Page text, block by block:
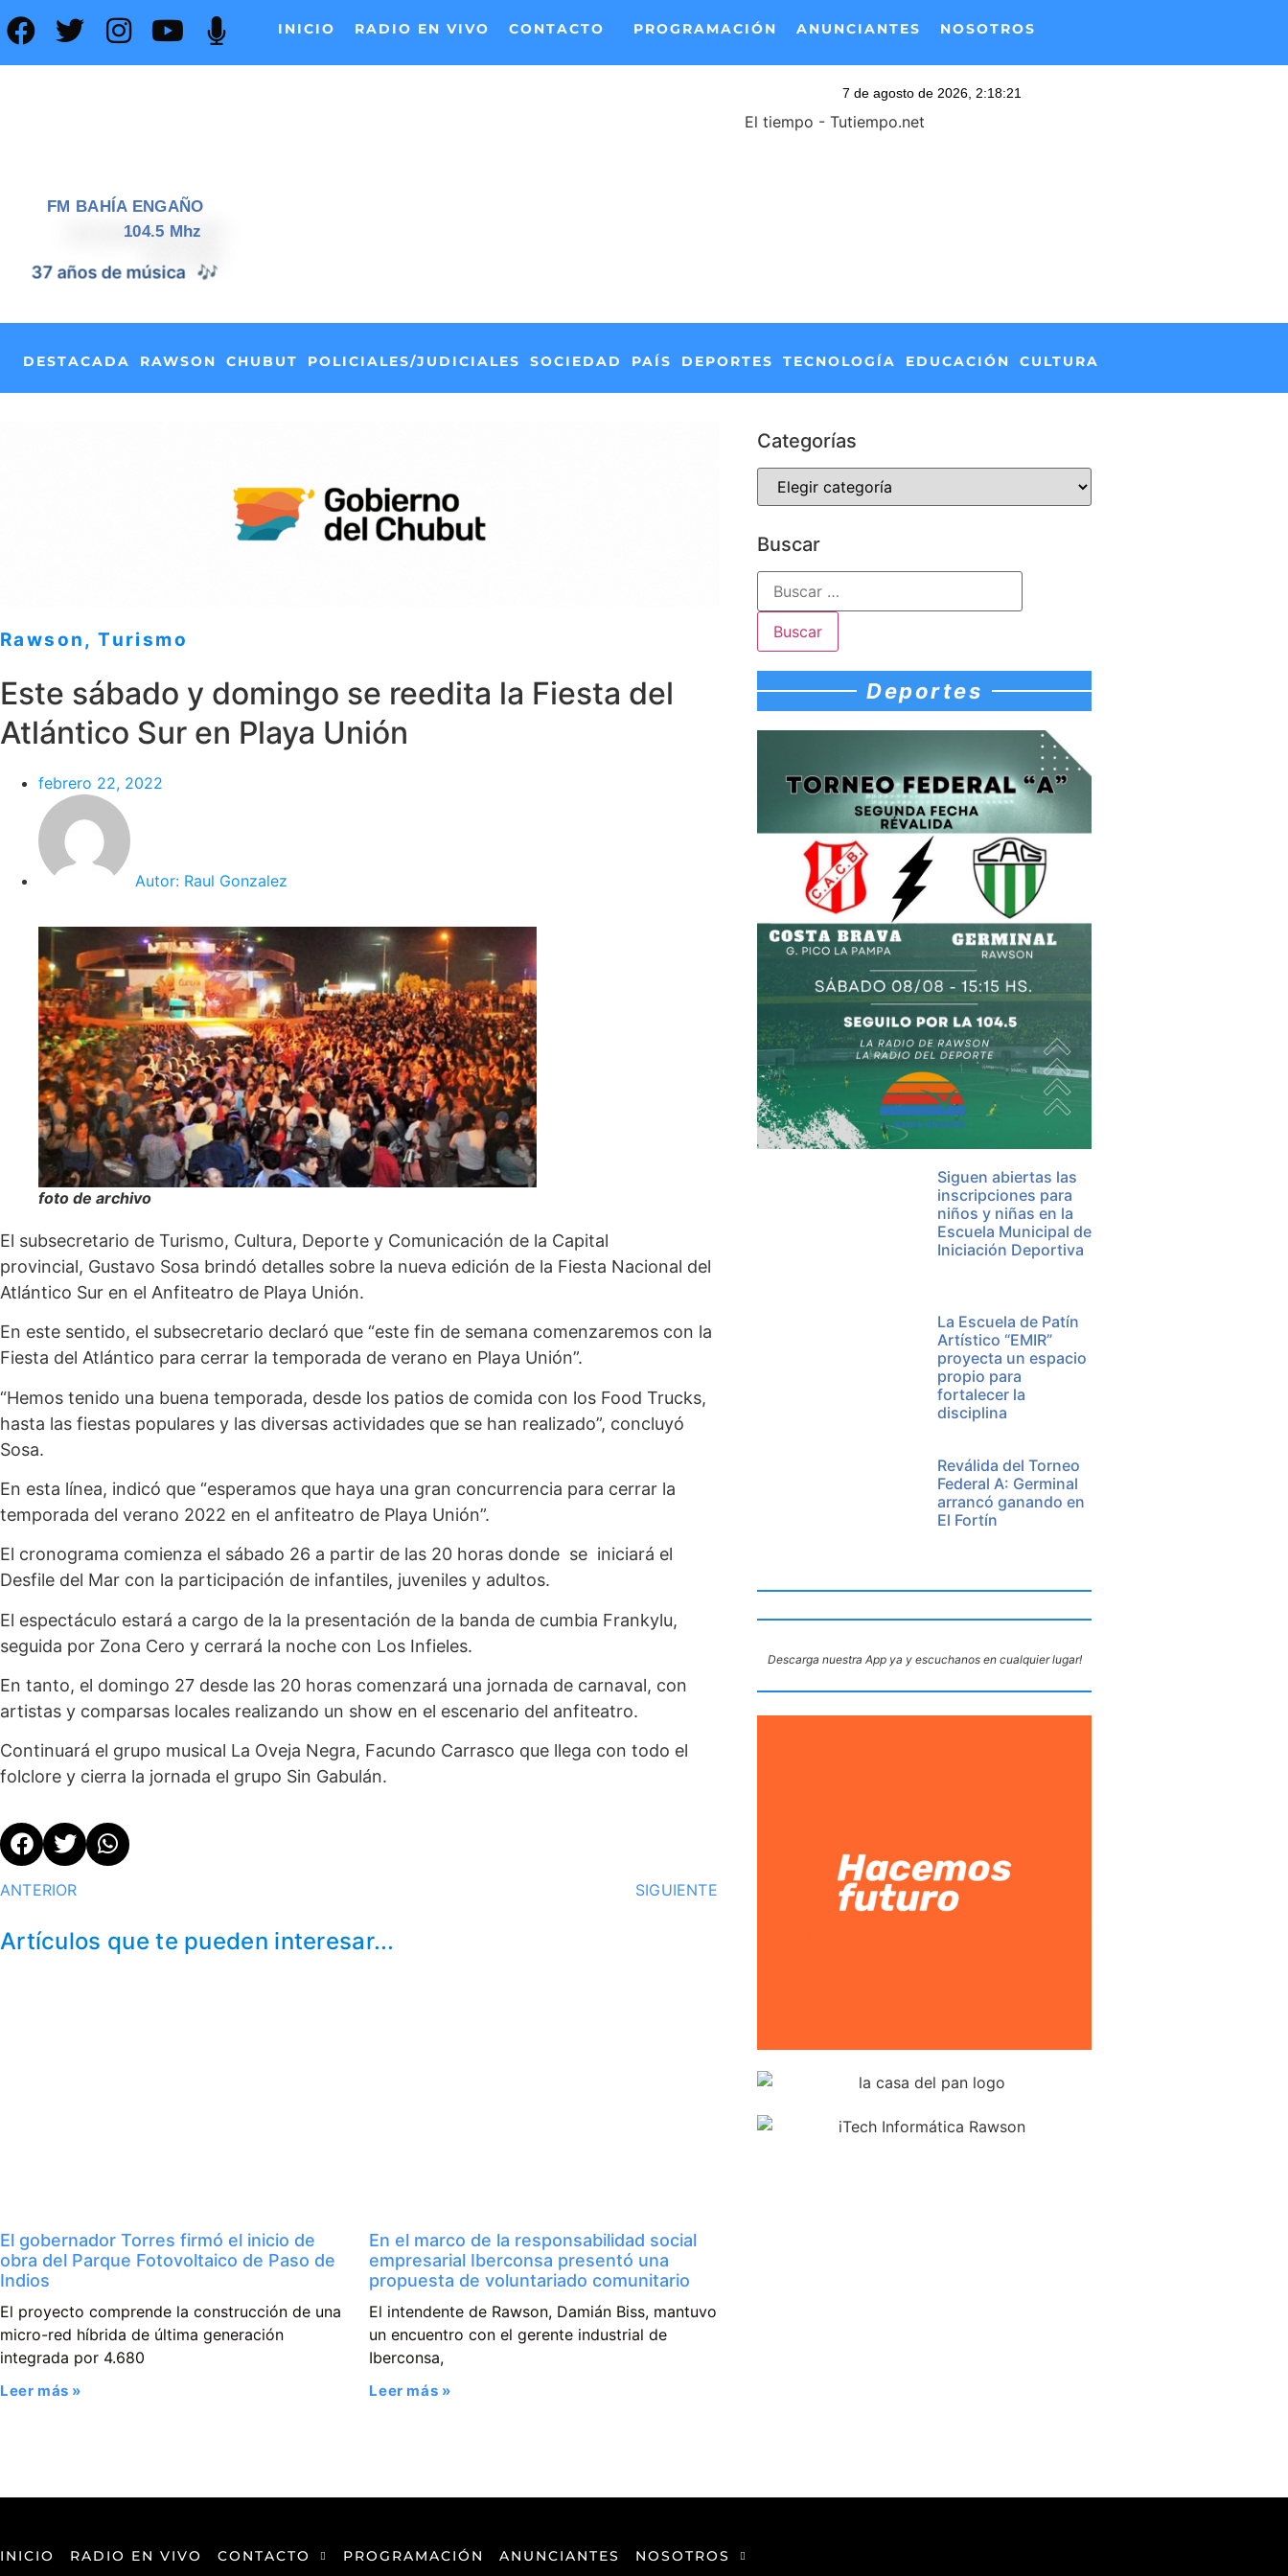
INICIO RADIO EN VIVO CONTACTO PROGRAMACIÓN ANUNCIANTES NOSOTROS
FM BAHÍA ENGAÑO
104.5 Mhz
37 años de noticias 📰
El tiempo - Tutiempo.net
DESTACADA RAWSON CHUBUT POLICIALES/JUDICIALES SOCIEDAD PAÍS DEPORTES TECNOLOGÍA EDUCACIÓN CULTURA
Rawson,Turismo
Este sábado y domingo se reedita la Fiesta del
Atlántico Sur en Playa Unión
febrero 22, 2022
Autor: Raul Gonzalez
foto de archivo
El subsecretario de Turismo, Cultura, Deporte y Comunicación de la Capital
provincial, Gustavo Sosa brindó detalles sobre la nueva edición de la Fiesta Nacional del
Atlántico Sur en el Anfiteatro de Playa Unión.
En este sentido, el subsecretario declaró que “este fin de semana comenzaremos con la
Fiesta del Atlántico para cerrar la temporada de verano en Playa Unión”.
“Hemos tenido una buena temporada, desde los patios de comida con los Food Trucks,
hasta las fiestas populares y las diversas actividades que se han realizado”, concluyó
Sosa.
En esta línea, indicó que “esperamos que haya una gran concurrencia para cerrar la
temporada del verano 2022 en el anfiteatro de Playa Unión”.
El cronograma comienza el sábado 26 a partir de las 20 horas donde se iniciará el
Desfile del Mar con la participación de infantiles, juveniles y adultos.
El espectáculo estará a cargo de la la presentación de la banda de cumbia Frankylu,
seguida por Zona Cero y cerrará la noche con Los Infieles.
En tanto, el domingo 27 desde las 20 horas comenzará una jornada de carnaval, con
artistas y comparsas locales realizando un show en el escenario del anfiteatro.
Continuará el grupo musical La Oveja Negra, Facundo Carrasco que llega con todo el
folclore y cierra la jornada el grupo Sin Gabulán.
ANTERIOR SIGUIENTE
Artículos que te pueden interesar...
El gobernador Torres firmó el inicio de
obra del Parque Fotovoltaico de Paso de
Indios
El proyecto comprende la construcción de una
micro-red híbrida de última generación
integrada por 4.680
Leer más »
En el marco de la responsabilidad social
empresarial Iberconsa presentó una
propuesta de voluntariado comunitario
El intendente de Rawson, Damián Biss, mantuvo
un encuentro con el gerente industrial de
Iberconsa,
Leer más »
Categorías
Buscar
Deportes
Siguen abiertas las
inscripciones para
niños y niñas en la
Escuela Municipal de
Iniciación Deportiva
La Escuela de Patín
Artístico “EMIR”
proyecta un espacio
propio para
fortalecer la
disciplina
Reválida del Torneo
Federal A: Germinal
arrancó ganando en
El Fortín
Descarga nuestra App ya y escuchanos en cualquier lugar!
INICIO RADIO EN VIVO CONTACTO PROGRAMACIÓN ANUNCIANTES NOSOTROS